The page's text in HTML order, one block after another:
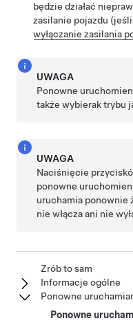
będzie działać
zasilanie pojazdu
wyłączanie zasilania
UWAGA
Ponowne
także wybierak trybu
UWAGA
Naciśnięcie
ponowne
uruchamia ponownie
nie włącza ani nie
Zrób to sam
Informacje ogólne
Ponowne
Ponowne